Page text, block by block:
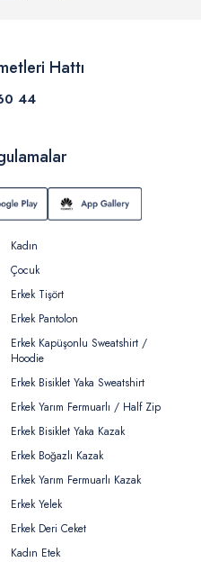
Hattı
44
Kadın
Çocuk
Erkek Tişört
Erkek Pantolon
Erkek Kapüşonlu Sweatshirt /
Hoodie
Erkek Bisiklet Yaka Sweatshirt
Erkek Yarım Fermuarlı / Half Zip
Erkek Bisiklet Yaka Kazak
Erkek Boğazlı Kazak
Erkek Yarım Fermuarlı Kazak
Erkek Yelek
Erkek Deri Ceket
Kadın Etek